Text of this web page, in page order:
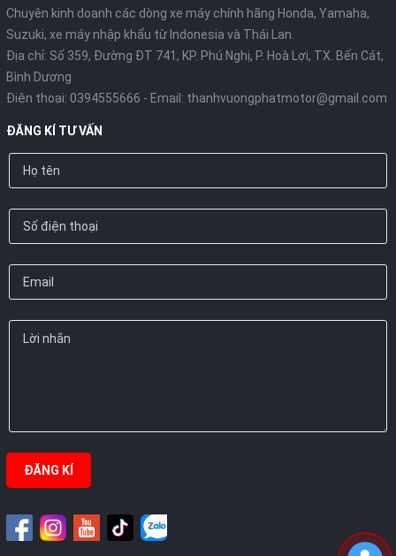
Chuyên kinh doanh các dòng xe máy chính hãng Honda, Yamaha,
Suzuki, xe máy nhập khẩu từ Indonesia và Thái Lan.
Địa chỉ: Số 359, Đường ĐT 741, KP. Phú Nghị, P. Hoà Lợi, TX. Bến Cát,
Bình Dương
Điện thoại: 0394555666 - Email: thanhvuongphatmotor@gmail.com
ĐĂNG KÍ TƯ VẤN
ĐĂNG KÍ